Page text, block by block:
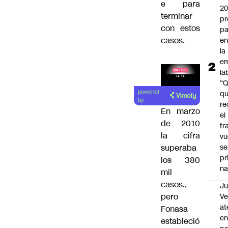
e para
terminar
con estos
casos.
powered
by
En marzo
de 2010
la cifra
superaba
los 380
mil
casos.,
pero
Fonasa
estableció
20
la
el